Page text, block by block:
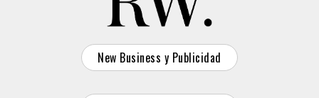
New Business y Publicidad